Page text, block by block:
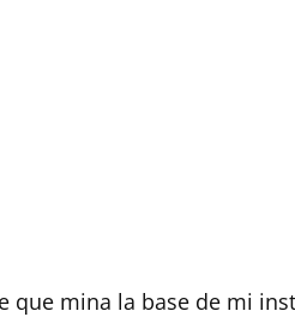
que mina la base de mi